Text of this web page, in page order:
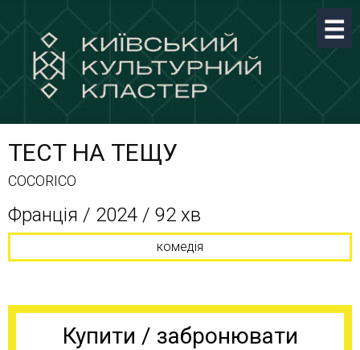
ТЕСТ НА ТЕЩУ
COCORICO
Франція / 2024 / 92 хв
комедія
Купити / забронювати